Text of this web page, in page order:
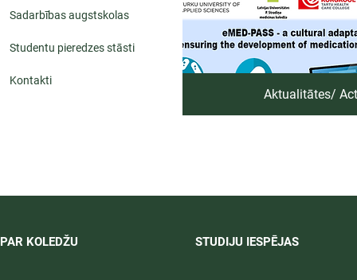
Sadarbības augstskolas
Studentu pieredzes stāsti
Kontakti
Aktualitātes/
PAR KOLEDŽU STUDIJU IESPĒJAS